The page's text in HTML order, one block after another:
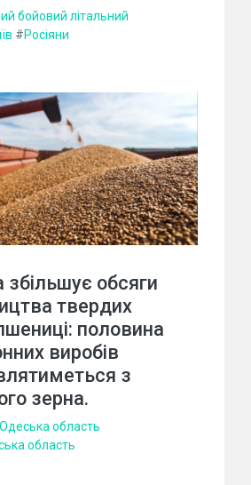
бойовий літальний
#Росіяни
збільшує обсяги
твердих
половина
виробів
з
зерна.
Одеська область
область